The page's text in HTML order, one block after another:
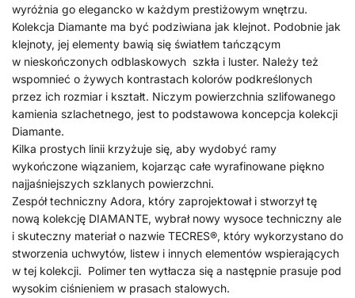
wyróżnia go elegancko w każdym prestiżowym wnętrzu.
Kolekcja Diamante ma być podziwiana jak klejnot. Podobnie jak
klejnoty, jej elementy bawią się światłem tańczącym
w nieskończonych odblaskowych szkła i luster. Należy też
wspomnieć o żywych kontrastach kolorów podkreślonych
przez ich rozmiar i kształt. Niczym powierzchnia szlifowanego
kamienia szlachetnego, jest to podstawowa koncepcja kolekcji
Diamante.
Kilka prostych linii krzyżuje się, aby wydobyć ramy
wykończone wiązaniem, kojarząc całe wyrafinowane piękno
najjaśniejszych szklanych powierzchni.
Zespół techniczny Adora, który zaprojektował i stworzył tę
nową kolekcję DIAMANTE, wybrał nowy wysoce techniczny ale
i skuteczny materiał o nazwie TECRES®, który wykorzystano do
stworzenia uchwytów, listew i innych elementów wspierających
w tej kolekcji. Polimer ten wytłacza się a następnie prasuje pod
wysokim ciśnieniem w prasach stalowych.